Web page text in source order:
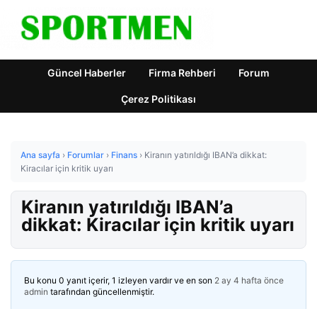
Güncel Haberler Firma Rehberi Forum
Çerez Politikası
Ana sayfa › Forumlar › Finans › Kiranın yatırıldığı IBAN’a dikkat:
Kiracılar için kritik uyarı
Kiranın yatırıldığı IBAN’a
dikkat: Kiracılar için kritik uyarı
Bu konu 0 yanıt içerir, 1 izleyen vardır ve en son 2 ay 4 hafta önce
admin tarafından güncellenmiştir.